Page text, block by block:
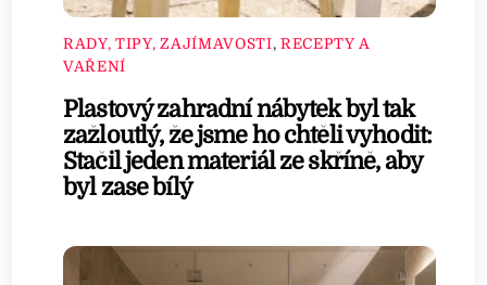
RADY, TIPY, ZAJÍMAVOSTI, RECEPTY A
VAŘENÍ
Plastový zahradní nábytek byl tak
zažloutlý, že jsme ho chtěli vyhodit:
Stačil jeden materiál ze skříně, aby
byl zase bílý